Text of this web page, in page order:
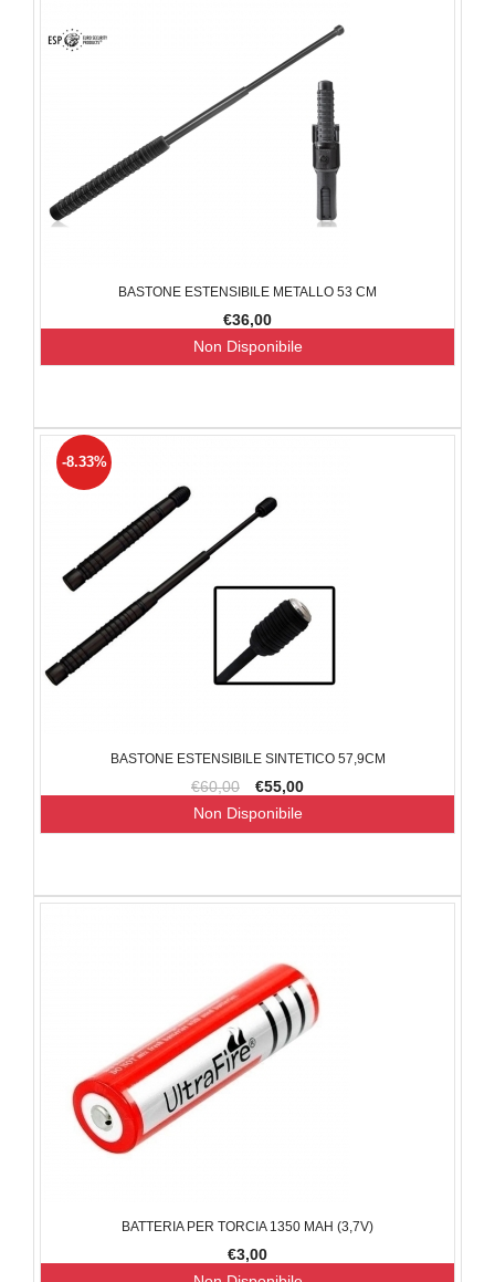
BASTONE ESTENSIBILE METALLO 53 CM
€36,00
Non Disponibile
BASTONE ESTENSIBILE SINTETICO 57,9CM
€60,00 €55,00
-8.33%
Non Disponibile
BATTERIA PER TORCIA 1350 MAH (3,7V)
€3,00